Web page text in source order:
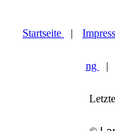
Startseite |
ng |